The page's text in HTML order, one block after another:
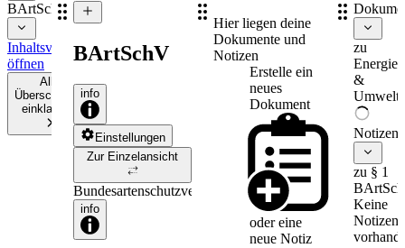
BArtSchV
Inhaltsverzeichnis
öffnen
Alle
Überschriften
einklappen
BArtSchV
info
Einstellungen
Zur Einzelansicht
Bundesartenschutzverordnung
info
Hier liegen deine
Dokumente und
Notizen
Erstelle ein
neues
Dokument
oder eine
neue Notiz
zu
Energie-
&
Notizen
zu § 1
Keine
Notizen